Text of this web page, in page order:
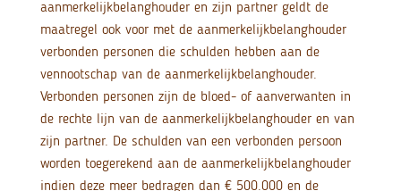
aanmerkelijkbelanghouder en zijn partner geldt de
maatregel ook voor met de aanmerkelijkbelanghouder
verbonden personen die schulden hebben aan de
vennootschap van de aanmerkelijkbelanghouder.
Verbonden personen zijn de bloed- of aanverwanten in
de rechte lijn van de aanmerkelijkbelanghouder en van
zijn partner. De schulden van een verbonden persoon
worden toegerekend aan de aanmerkelijkbelanghouder
indien deze meer bedragen dan € 500.000 en de